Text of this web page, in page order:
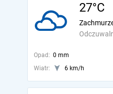
27°C
Opad: 0 mm
Wiatr:
6 km/h